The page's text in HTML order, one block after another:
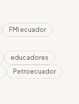
FMI ecuador
educadores
Petroecuador